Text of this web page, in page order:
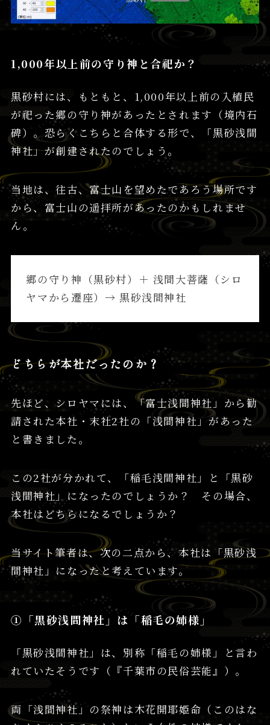
1,000年以上前の守り神と合祀か？
黒砂村には、もともと、1,000年以上前の入植民
が祀った郷の守り神があったとされます（境内石
碑）。恐らくこちらと合体する形で、「黒砂浅間
神社」が創建されたのでしょう。
当地は、往古、富士山を望めたであろう場所です
から、富士山の遥拝所があったのかもしれませ
ん。
郷の守り神（黒砂村）＋ 浅間大菩薩（シロ
ヤマから遷座）→ 黒砂浅間神社
どちらが本社だったのか？
先ほど、シロヤマには、「富士浅間神社」から勧
請された本社・末社2社の「浅間神社」があった
と書きました。
この2社が分かれて、「稲毛浅間神社」と「黒砂
浅間神社」になったのでしょうか？ その場合、
本社はどちらになるでしょうか？
当サイト筆者は、次の二点から、本社は「黒砂浅
間神社」になったと考えています。
①「黒砂浅間神社」は「稲毛の姉様」
「黒砂浅間神社」は、別称「稲毛の姉様」と言わ
れていたそうです（『千葉市の民俗芸能』）。
両「浅間神社」の祭神は木花開耶姫命（このはな